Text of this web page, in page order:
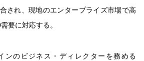
され、現地のエンタープライズ市場で高
要に対応する。
ンのビジネス・ディレクターを務める